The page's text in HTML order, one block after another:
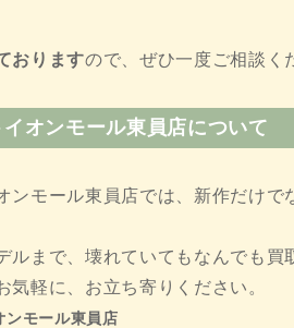
おりますので、ぜひ一度ご相談く
オンモール東員店について
ンモール東員店では、新作だけで
ルまで、壊れていてもなんでも買
気軽に、お立ち寄りください。
モール東員店